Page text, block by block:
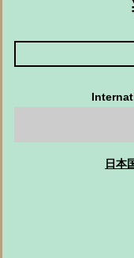
日本